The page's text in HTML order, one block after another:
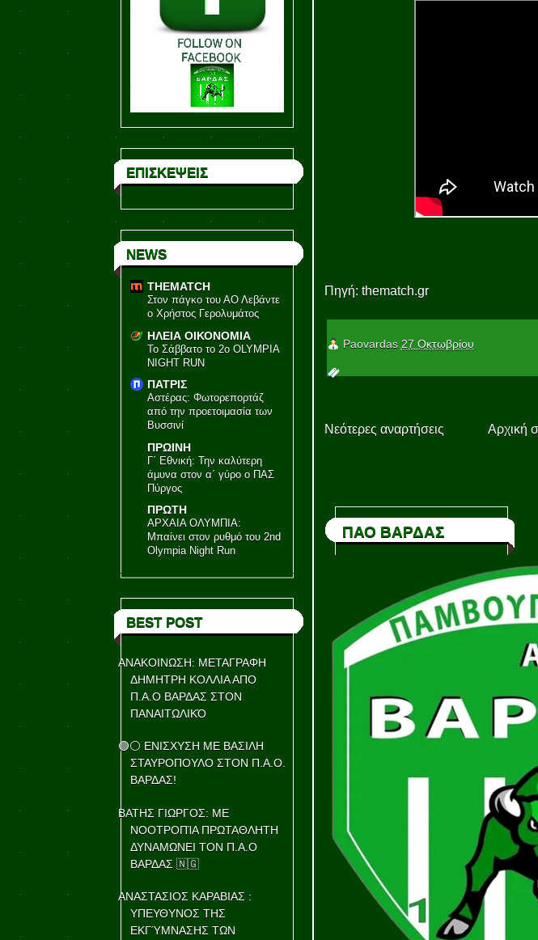
ΕΠΙΣΚΕΨΕΙΣ
NEWS
THEMATCH
Στον πάγκο του ΑΟ Λεβάντε
ο Χρήστος Γερολυμάτος
ΗΛΕΙΑ ΟΙΚΟΝΟΜΙΑ
Το Σάββατο το 2ο OLYMPIA
NIGHT RUN
ΠΑΤΡΙΣ
Αστέρας: Φωτορεπορτάζ
από την προετοιμασία των
Βυσσινί
ΠΡΩΙΝΗ
Γ΄ Εθνική: Την καλύτερη
άμυνα στον α΄ γύρο ο ΠΑΣ
Πύργος
ΠΡΩΤΗ
ΑΡΧΑΙΑ ΟΛΥΜΠΙΑ:
Μπαίνει στον ρυθμό του 2nd
Olympia Night Run
BEST POST
ΑΝΑΚΟΙΝΩΣΗ: ΜΕΤΑΓΡΑΦΗ
ΔΗΜΗΤΡΗ ΚΟΛΛΙΑ ΑΠΟ
Π.Α.Ο ΒΑΡΔΑΣ ΣΤΟΝ
ΠΑΝΑΙΤΩΛΙΚΌ
🟢⚪ ΕΝΙΣΧΥΣΗ ΜΕ ΒΑΣΙΛΗ
ΣΤΑΥΡΟΠΟΥΛΟ ΣΤΟΝ Π.Α.Ο.
ΒΑΡΔΑΣ!
ΒΑΤΗΣ ΓΙΩΡΓΟΣ: ΜΕ
ΝΟΟΤΡΟΠΊΑ ΠΡΩΤΑΘΛΗΤΗ
ΔΥΝΑΜΩΝΕΙ ΤΟΝ Π.Α.Ο
ΒΑΡΔΑΣ 🇳🇬
ΑΝΑΣΤΑΣΙΟΣ ΚΑΡΑΒΙΑΣ :
ΥΠΕΥΘΥΝΟΣ ΤΗΣ
ΕΚΓΎΜΝΑΣΗΣ ΤΩΝ
Πηγή: thematch.gr
Paovardas 27 Οκτωβρίου
Νεότερες αναρτήσεις Αρχική
ΠΑΟ ΒΑΡΔΑΣ